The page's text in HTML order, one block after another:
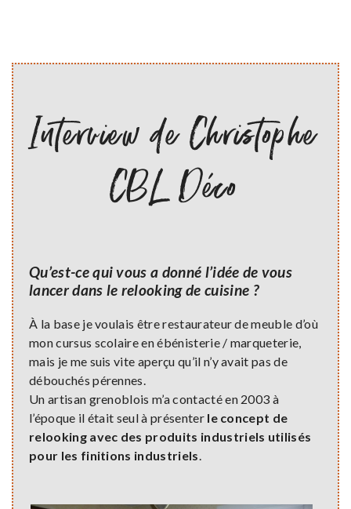
Interview de Christophe
CBL Déco
Qu’est-ce qui vous a donné l’idée de vous
lancer dans le relooking de cuisine ?
À la base je voulais être restaurateur de meuble d’où
mon cursus scolaire en ébénisterie / marqueterie,
mais je me suis vite aperçu qu’il n’y avait pas de
débouchés pérennes.
Un artisan grenoblois m’a contacté en 2003 à
l’époque il était seul à présenter le concept de
relooking avec des produits industriels utilisés
pour les finitions industriels